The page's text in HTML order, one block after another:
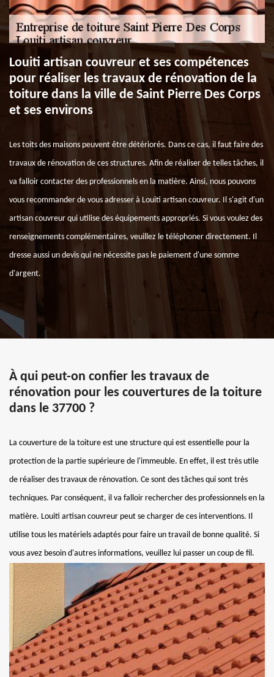
Louiti artisan couvreur et ses compétences
pour réaliser les travaux de rénovation de la
toiture dans la ville de Saint Pierre Des Corps
et ses environs
Les toits des maisons peuvent être détériorés. Dans ce cas, il faut faire des
travaux de rénovation de ces structures. Afin de réaliser de telles tâches, il
va falloir contacter des professionnels en la matière. Ainsi, nous pouvons
vous recommander de vous adresser à Louiti artisan couvreur. Il s'agit d'un
artisan couvreur qui utilise des équipements appropriés. Si vous voulez des
renseignements complémentaires, veuillez le téléphoner directement. Il
dresse aussi un devis qui ne nécessite pas le paiement d'une somme
d'argent.
À qui peut-on confier les travaux de
rénovation pour les couvertures de la toiture
dans le 37700 ?
La couverture de la toiture est une structure qui est essentielle pour la
protection de la partie supérieure de l'immeuble. En effet, il est très utile
de réaliser des travaux de rénovation. Ce sont des tâches qui sont très
techniques. Par conséquent, il va falloir rechercher des professionnels en la
matière. Louiti artisan couvreur peut se charger de ces interventions. Il
utilise tous les matériels adaptés pour faire un travail de bonne qualité. Si
vous avez besoin d'autres informations, veuillez lui passer un coup de fil.